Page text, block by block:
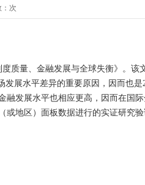
次
质量、金融发展与全球失衡》。该
展水平差异的重要原因，因而也是
融发展水平也相应更高，因而在国
或地区）面板数据进行的实证研究